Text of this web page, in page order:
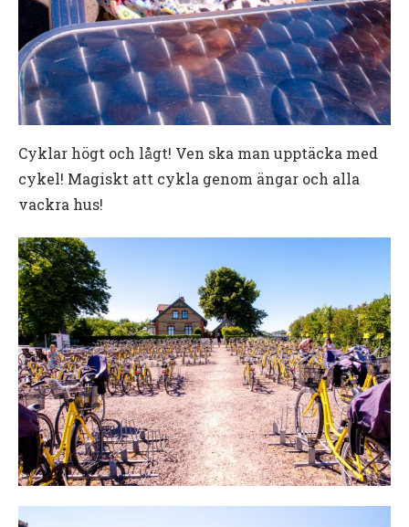
Cyklar högt och lågt! Ven ska man upptäcka med
cykel! Magiskt att cykla genom ängar och alla
vackra hus!